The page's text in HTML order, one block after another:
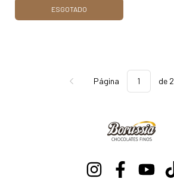
ESGOTADO
Página de 2